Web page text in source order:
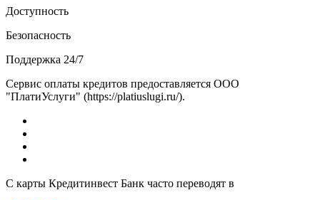
Доступность
Безопасность
Поддержка 24/7
Сервис оплаты кредитов предоставляется ООО
"ПлатиУслуги" (https://platiuslugi.ru/).
С карты Кредитинвест Банк часто переводят в